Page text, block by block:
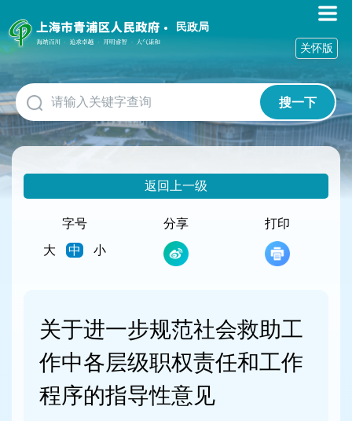
障
碍
作
说
明
跳
到
网
民政局
搜一下
关怀版
返回上一级
字号
大
中 小
分享 打印
关于进一步规范社会救助工
作中各层级职权责任和工作
程序的指导性意见